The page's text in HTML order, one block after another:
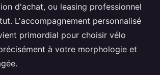
d'achat, ou leasing professionnel
L'accompagnement personnalisé
primordial pour choisir vélo
à votre morphologie et